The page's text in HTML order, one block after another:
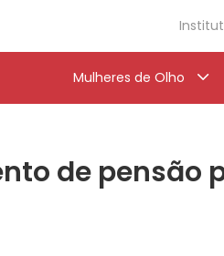
Mulheres de Olho
de